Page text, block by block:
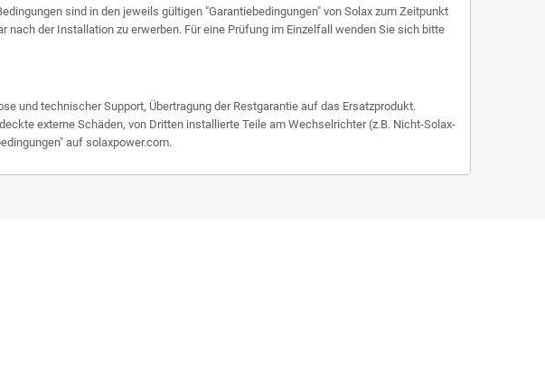
sind in den jeweils gültigen "Garantiebedingungen" von Solax zum Zeitpunkt
der Installation zu erwerben. Für eine Prüfung im Einzelfall wenden Sie sich bitte
und technischer Support, Übertragung der Restgarantie auf das Ersatzprodukt.
externe Schäden, von Dritten installierte Teile am Wechselrichter (z.B. Nicht-Solax-
auf solaxpower.com.